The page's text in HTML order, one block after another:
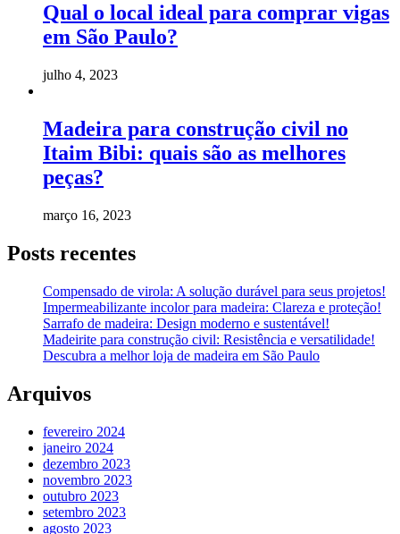
Qual o local ideal para comprar vigas
em São Paulo?
julho 4, 2023
Madeira para construção civil no
Itaim Bibi: quais são as melhores
peças?
março 16, 2023
Posts recentes
Compensado de virola: A solução durável para seus projetos!
Impermeabilizante incolor para madeira: Clareza e proteção!
Sarrafo de madeira: Design moderno e sustentável!
Madeirite para construção civil: Resistência e versatilidade!
Descubra a melhor loja de madeira em São Paulo
Arquivos
fevereiro 2024
janeiro 2024
dezembro 2023
novembro 2023
outubro 2023
setembro 2023
agosto 2023